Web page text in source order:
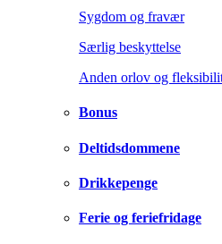
Sygdom og fravær
Særlig beskyttelse
Anden orlov og
Bonus
Deltidsdommene
Drikkepenge
Ferie og feriefridage